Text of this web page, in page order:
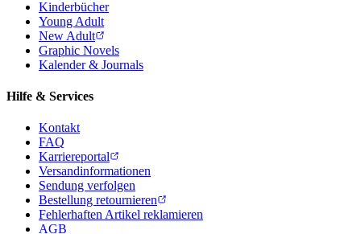
Kinderbücher
Young Adult
New Adult
Graphic Novels
Kalender & Journals
Hilfe & Services
Kontakt
FAQ
Karriereportal
Versandinformationen
Sendung verfolgen
Bestellung retournieren
Fehlerhaften Artikel reklamieren
AGB